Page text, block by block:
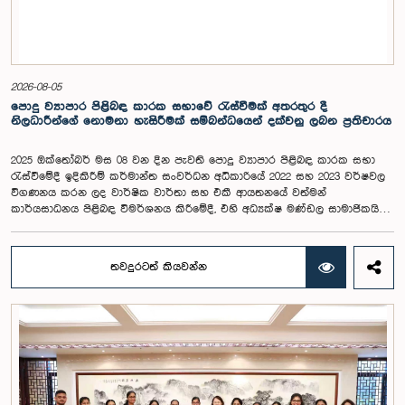
2026-08-05
පොදු ව්‍යාපාර පිළිබඳ කාරක සභාවේ රැස්වීමක් අතරතුර දී
නිලධාරීන්ගේ නොමනා හැසිරීමක් සම්බන්ධයෙන් දක්වනු ලබන ප්‍රතිචාරය
2025 ඔක්තෝබර් මස 08 වන දින පැවති පොදු ව්‍යාපාර පිළිබඳ කාරක සභා
රැස්වීමේදී ඉදිකිරීම් කර්මාන්ත සංවර්ධන අධිකාරියේ 2022 සහ 2023 වර්ෂවල
විගණනය කරන ලද වාර්ෂික වාර්තා සහ එකී ආයතනයේ වත්මන්
කාර්යසාධනය පිළිබඳ විමර්ශනය කිරීමේදී, එහි අධ්‍යක්ෂ මණ්ඩල සාමාජිකයින්
නිලධාරීන් විසින් තම ඇඳුම් පැළඳුම් සම්බන්ධයෙන් පිළිපැදිය යුතු වන
නිර්නායකයන්ගෙන් බැහැරව, එකී අවස්ථාවට නුසුදුසු ආකාරයෙන් සැරසී
රැස්වීමට සහභාගී වී සිටි බව කාරක සභාව විසින් නිරීක්ෂණය කරන ලදී.
තවද, ඉහත කී නිලධාරීන් දෙදෙනාම පාර්ලිමේන්තු සම්ප්‍රදායට හා
ක්‍රියාපටිපාටියට පටහැනි අයුරින් සභාපතිවරයාගේ පූර්ව අවසරයකින් තොරව
කාරක සභා රැස්වීමෙන් බැහැර ගොස් ඇති බව ද කාරක සභාව විසින් සඳහන්
කරන ලදී. මෙම සිද්ධීන් සම්බන්ධයෙන් පොදු ව්‍යාපාර පිළිබඳ කාරක සභාවේ
සභාපතිවරයා විසින් මතු කරන ලද වරප්‍රසාද පිළිබඳ ගැටළුවට අනුව,
තවදුරටත් කියවන්න